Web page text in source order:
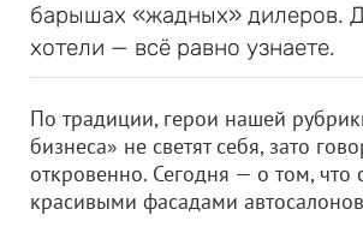
барышах «жадных» дилеров.
хотели — всё равно узнаете.
По традиции, герои нашей
бизнеса» не светят себя, зато
откровенно. Сегодня — о том, что
красивыми фасадами